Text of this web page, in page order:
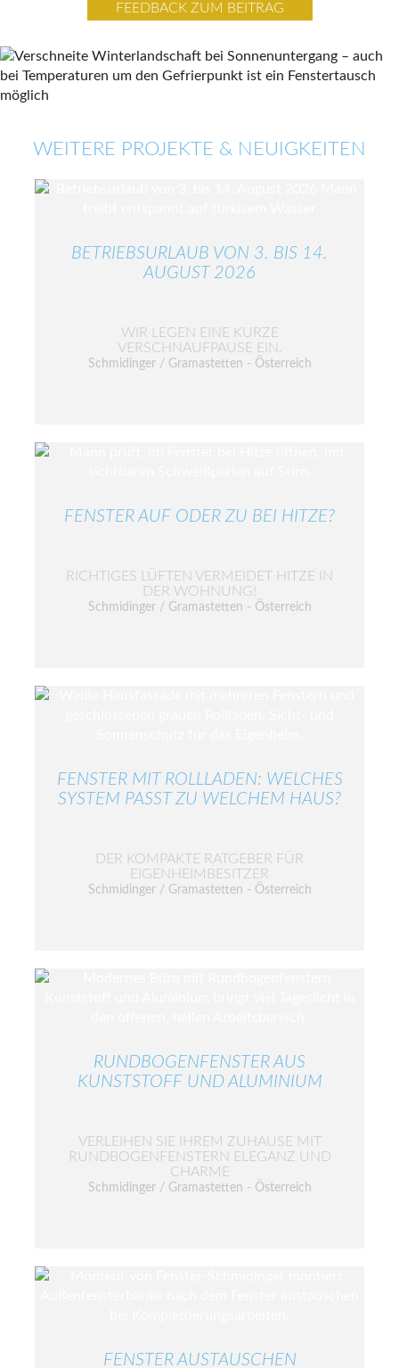
FEEDBACK ZUM BEITRAG
WEITERE PROJEKTE & NEUIGKEITEN
BETRIEBSURLAUB VON 3. BIS 14.
AUGUST 2026
WIR LEGEN EINE KURZE
VERSCHNAUFPAUSE EIN.
Schmidinger / Gramastetten - Österreich
FENSTER AUF ODER ZU BEI HITZE?
RICHTIGES LÜFTEN VERMEIDET HITZE IN
DER WOHNUNG!
Schmidinger / Gramastetten - Österreich
FENSTER MIT ROLLLADEN: WELCHES
SYSTEM PASST ZU WELCHEM HAUS?
DER KOMPAKTE RATGEBER FÜR
EIGENHEIMBESITZER
Schmidinger / Gramastetten - Österreich
RUNDBOGENFENSTER AUS
KUNSTSTOFF UND ALUMINIUM
VERLEIHEN SIE IHREM ZUHAUSE MIT
RUNDBOGENFENSTERN ELEGANZ UND
CHARME
Schmidinger / Gramastetten - Österreich
FENSTER AUSTAUSCHEN